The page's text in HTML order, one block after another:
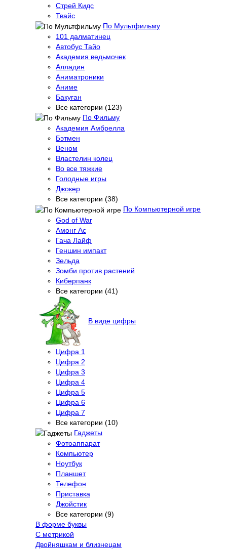
Стрей Кидс
Твайс
По Мультфильму
101 далматинец
Автобус Тайо
Академия ведьмочек
Алладин
Аниматроники
Аниме
Бакуган
Все категории (123)
По Фильму
Академия Амбрелла
Бэтмен
Веном
Властелин колец
Во все тяжкие
Голодные игры
Джокер
Все категории (38)
По Компьютерной игре
God of War
Амонг Ас
Гача Лайф
Геншин импакт
Зельда
Зомби против растений
Киберпанк
Все категории (41)
В виде цифры
Цифра 1
Цифра 2
Цифра 3
Цифра 4
Цифра 5
Цифра 6
Цифра 7
Все категории (10)
Гаджеты
Фотоаппарат
Компьютер
Ноутбук
Планшет
Телефон
Приставка
Джойстик
Все категории (9)
В форме буквы
С метрикой
Двойняшкам и близнецам